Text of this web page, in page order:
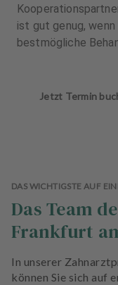
ist gut genug,
bestmögliche
Jetzt Termin
DAS WICHTIGSTE AUF
Das Team
Frankfurt
In unserer
können Sie sich auf